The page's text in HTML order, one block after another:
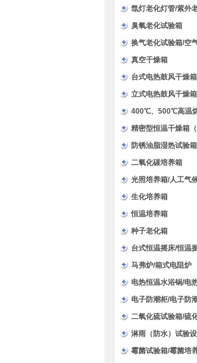
氙灯老化灯管/紫外
（耗材）
臭氧老化试验箱
换气老化试验箱/空
验箱
真空干燥箱
台式电热鼓风干燥箱
立式电热鼓风干燥箱
400℃、500℃高温
精密型恒温干燥箱（
防锈油脂湿热试验箱
二氧化碳培养箱
光照培养箱/人工气
生化培养箱
恒温培养箱
种子老化箱
台式恒温摇床/恒温
马弗炉/箱式电阻炉
电热恒温水浴锅/电
电子防潮柜/电子防
二氧化硫试验箱/硫
淋雨（防水）试验
霉菌试验箱/霉菌培